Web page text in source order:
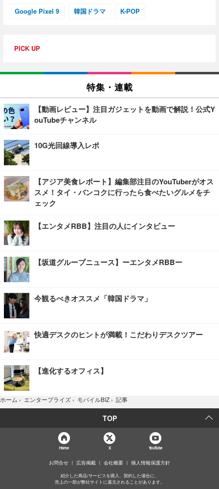
Google Pixel 9 韓国ドラマ K-POP
PICK UP
特集・連載
【動画レビュー】注目ガジェットを動画で解説！公式Y
ouTubeチャンネル
10G光回線導入レポ
【アジア美食レポート】編集部注目のYouTuberがオス
スメ！タイ・バンコクに行ったら食べたいグルメをチ
ェック
【エンタメRBB】注目の人にインタビュー
【坂道グループニュース】ーエンタメRBBー
今観るべきオススメ「韓国ドラマ」
快適デスクのヒントが満載！こだわりデスクツアー
【進化するオフィス】
ホーム › エンタープライズ › モバイルBIZ › 記事
TOP
Home X YouTube
お問合せ 広告掲載 会社概要 個人情報保護方針
紹介した商品/サービスを購入、契約した場合に、
売上の一部が弊社サイトに還元されることがあります。